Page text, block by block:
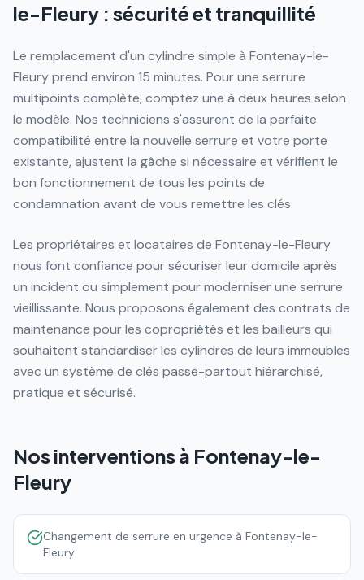
le-Fleury : sécurité et tranquillité
Le remplacement d'un cylindre simple à Fontenay-le-
Fleury prend environ 15 minutes. Pour une serrure
multipoints complète, comptez une à deux heures selon
le modèle. Nos techniciens s'assurent de la parfaite
compatibilité entre la nouvelle serrure et votre porte
existante, ajustent la gâche si nécessaire et vérifient le
bon fonctionnement de tous les points de
condamnation avant de vous remettre les clés.
Les propriétaires et locataires de Fontenay-le-Fleury
nous font confiance pour sécuriser leur domicile après
un incident ou simplement pour moderniser une serrure
vieillissante. Nous proposons également des contrats de
maintenance pour les copropriétés et les bailleurs qui
souhaitent standardiser les cylindres de leurs immeubles
avec un système de clés passe-partout hiérarchisé,
pratique et sécurisé.
Nos interventions à Fontenay-le-
Fleury
Changement de serrure en urgence à Fontenay-le-
Fleury